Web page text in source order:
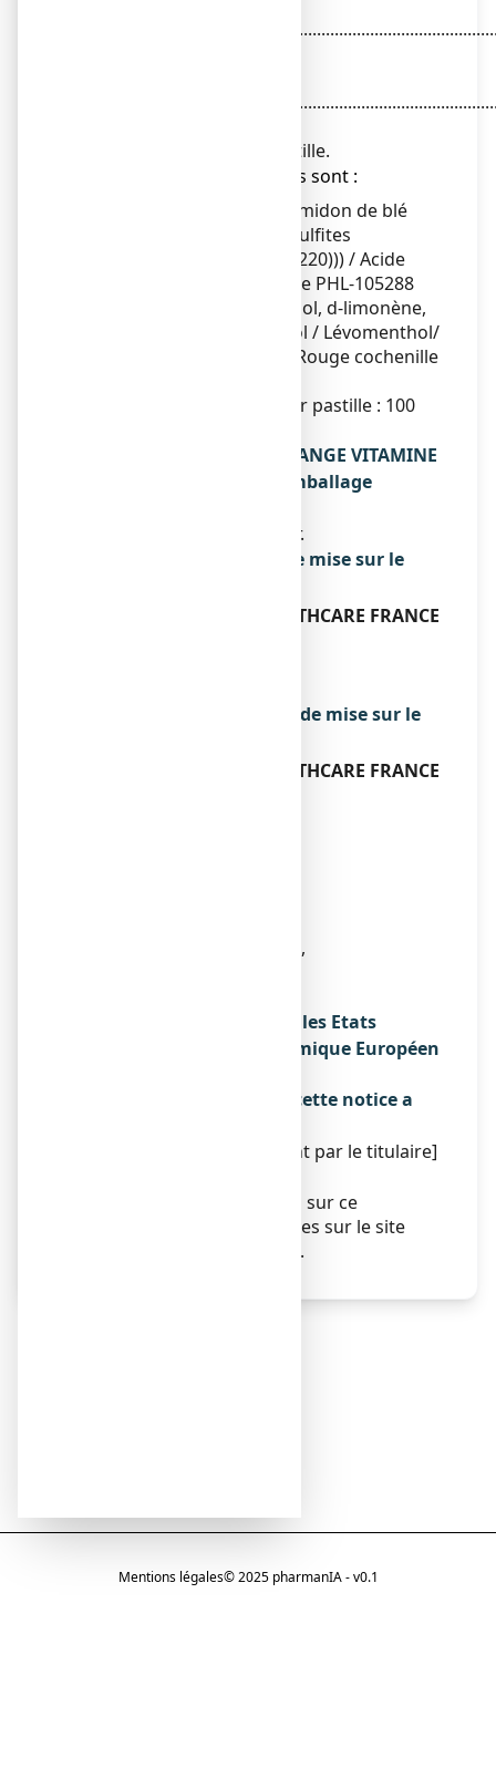
Pour une pastille.
● Les autres composants sont :
Saccharose / Glucose (amidon de blé
(contenant du gluten), sulfites
(anhydride sulfureux (E 220))) / Acide
tartrique / Arôme orange PHL-105288
(citral, citronellol, géraniol, d-limonène,
linalol) / Propylène glycol / Lévomenthol/
Jaune orangé S (E110) / Rouge cochenille
Teneur en vitamine C par pastille : 100
Qu’est-ce que STREPSILS ORANGE VITAMINE
C, pastille et contenu de l’emballage
Boîte de 24 pastilles à sucer.
Titulaire de l’autorisation de mise sur le
RECKITT BENCKISER HEALTHCARE FRANCE
Exploitant de l’autorisation de mise sur le
RECKITT BENCKISER HEALTHCARE FRANCE
SCHIPHOL BOULEVARD 207,
Noms du médicament dans les Etats
membres de l'Espace Economique Européen
La dernière date à laquelle cette notice a
[à compléter ultérieurement par le titulaire]
Des informations détaillées sur ce
médicament sont disponibles sur le site
Internet de l’ANSM (France).
Mentions légales© 2025 pharmanIA - v0.1